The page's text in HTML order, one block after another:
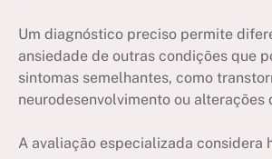
Um diagnóstico preciso permite
ansiedade de outras condições que
sintomas semelhantes, como
neurodesenvolvimento ou alterações
A avaliação especializada considera